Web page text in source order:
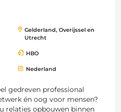
Gelderland, Overijssel en
Utrecht
HBO
Nederland
gedreven professional
én oog voor mensen?
relaties opbouwen binnen